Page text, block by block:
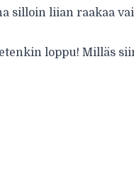
silloin liian raakaa
loppu! Milläs